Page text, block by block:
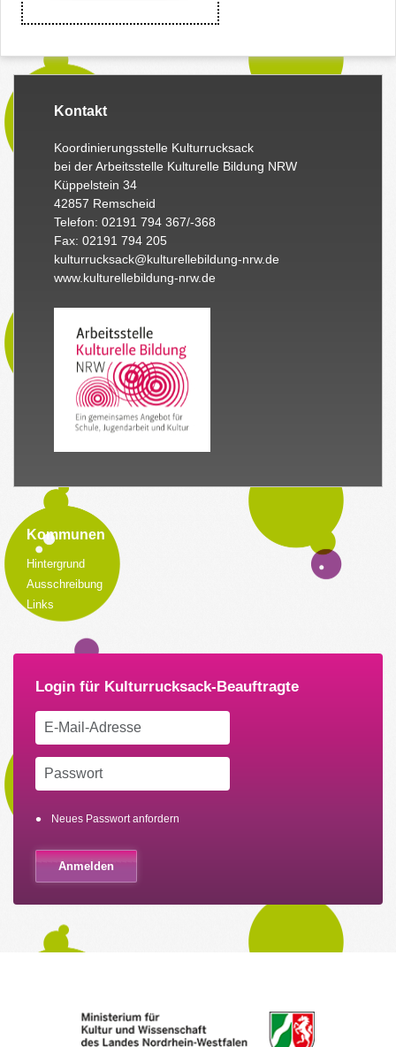
Kontakt
Koordinierungsstelle Kulturrucksack
bei der Arbeitsstelle Kulturelle Bildung NRW
Küppelstein 34
42857 Remscheid
Telefon: 02191 794 367/-368
Fax: 02191 794 205
kulturrucksack@kulturellebildung-nrw.de
www.kulturellebildung-nrw.de
Kommunen
Hintergrund
Ausschreibung
Links
Neues Passwort anfordern